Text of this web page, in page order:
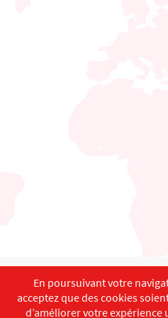
English
Copyright ©ISEC-AdW
En poursuivant votre
acceptez que des cookies
d’améliorer votre expérience